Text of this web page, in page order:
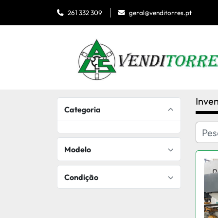
261 332 309 geral@venditorres.pt
Categoria
Modelo
Condição